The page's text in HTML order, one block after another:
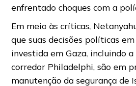
enfrentado choques com a
Em meio às críticas,
que suas decisões políticas
investida em Gaza, incluindo
corredor Philadelphi, são em
manutenção da segurança de